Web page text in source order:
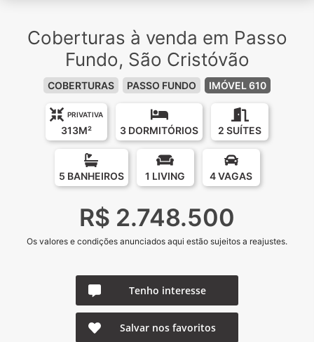
Coberturas à venda em Passo
Fundo, São Cristóvão
COBERTURAS PASSO FUNDO IMÓVEL 610
PRIVATIVA
313M² 3 DORMITÓRIOS 2 SUÍTES
5 BANHEIROS 1 LIVING 4 VAGAS
R$ 2.748.500
Os valores e condições anunciados aqui estão sujeitos a reajustes.
Tenho interesse
Salvar nos favoritos